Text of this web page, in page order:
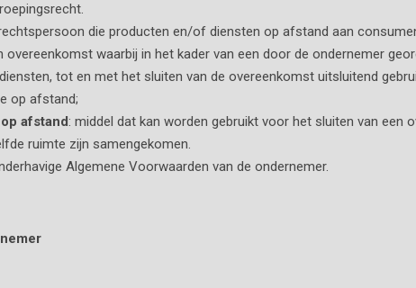
die producten en/of diensten op afstand aan
overeenkomst waarbij in het kader van een door de ondernemer
tot en met het sluiten van de overeenkomst uitsluitend
op afstand;
afstand: middel dat kan worden gebruikt voor het sluiten van een
ruimte zijn samengekomen.
Algemene Voorwaarden van de ondernemer.